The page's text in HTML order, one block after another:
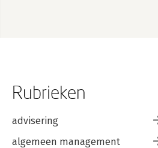
Rubrieken
advisering
algemeen management